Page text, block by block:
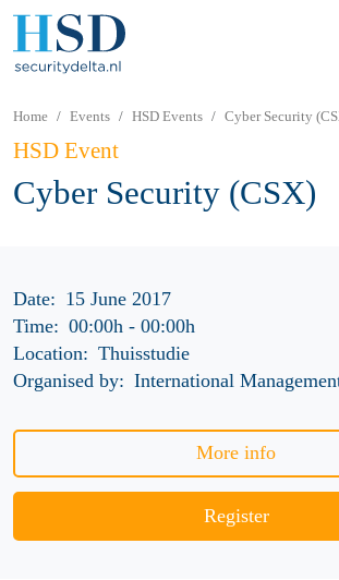
Home Events HSD Events Cyber Security
HSD Event
Cyber Security (CSX)
Date: 15 June 2017
Time: 00:00h- 00:00h
Location: Thuisstudie
Organised by: International
More info
Register